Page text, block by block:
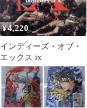
¥4,220
インディーズ・オブ・
エックス ix